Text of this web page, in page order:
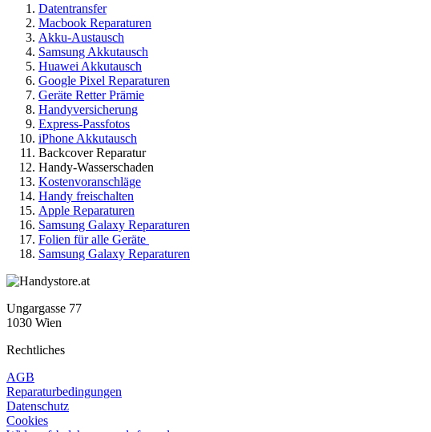
Datentransfer
Macbook Reparaturen
Akku-Austausch
Samsung Akkutausch
Huawei Akkutausch
Google Pixel Reparaturen
Geräte Retter Prämie
Handyversicherung
Express-Passfotos
iPhone Akkutausch
Backcover Reparatur
Handy-Wasserschaden
Kostenvoranschläge
Handy freischalten
Apple Reparaturen
Samsung Galaxy Reparaturen
Folien für alle Geräte
Samsung Galaxy Reparaturen
Ungargasse 77
1030 Wien
Rechtliches
AGB
Reparaturbedingungen
Datenschutz
Cookies